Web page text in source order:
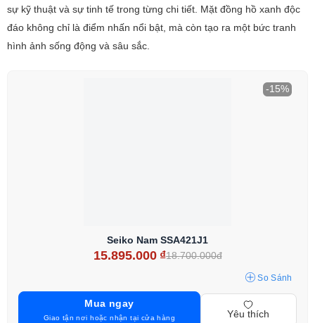
sự kỹ thuật và sự tinh tế trong từng chi tiết. Mặt đồng hồ xanh độc
đáo không chỉ là điểm nhấn nổi bật, mà còn tạo ra một bức tranh
hình ảnh sống động và sâu sắc.
-15%
Seiko Nam SSA421J1
15.895.000 ₫18.700.000đ
So Sánh
Mua ngay
Giao tận nơi hoặc nhận tại cửa hàng Yêu thích